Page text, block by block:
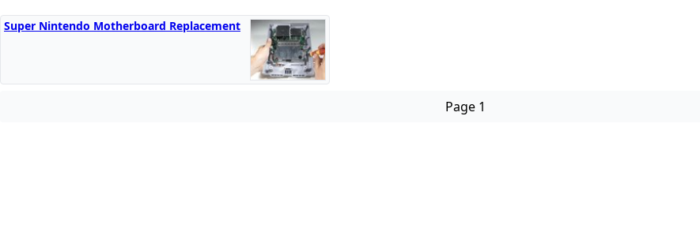
Super Nintendo Motherboard Replacement
Page 1